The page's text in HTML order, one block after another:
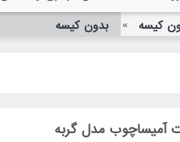
کیسه بدون کیسه
آمیساچوب مدل گربه